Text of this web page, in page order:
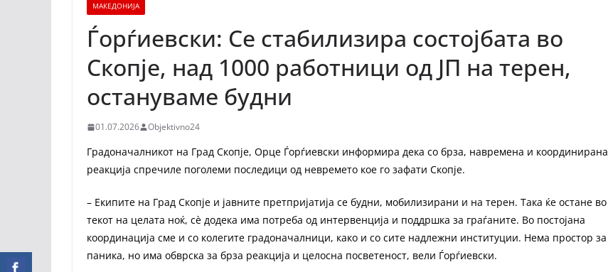
МАКЕДОНИЈА
Ѓорѓиевски: Се стабилизира состојбата во
Скопје, над 1000 работници од ЈП на терен,
остануваме будни
01.07.2026 Objektivno24
Градоначалникот на Град Скопје, Орце Ѓорѓиевски информира дека со брза, навремена и координирана
реакција спречиле поголеми последици од невремето кое го зафати Скопје.
– Екипите на Град Скопје и јавните претпријатија се будни, мобилизирани и на терен. Така ќе остане во
текот на целата ноќ, сè додека има потреба од интервенција и поддршка за граѓаните. Во постојана
координација сме и со колегите градоначалници, како и со сите надлежни институции. Нема простор за
паника, но има обврска за брза реакција и целосна посветеност, вели Ѓорѓиевски.